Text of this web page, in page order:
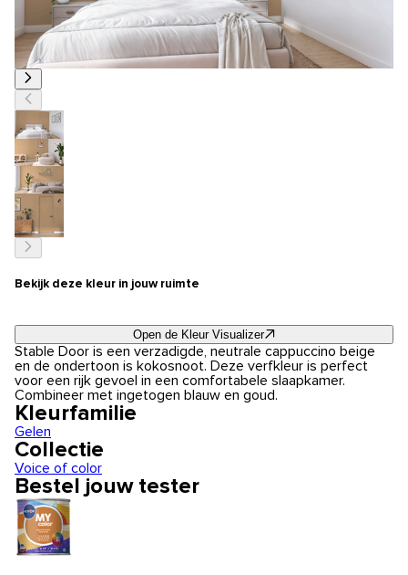
Bekijk deze kleur in jouw ruimte
Open de Kleur Visualizer
Stable Door is een verzadigde, neutrale cappuccino beige
en de ondertoon is kokosnoot. Deze verfkleur is perfect
voor een rijk gevoel in een comfortabele slaapkamer.
Combineer met ingetogen blauw en goud.
Kleurfamilie
Gelen
Collectie
Voice of color
Bestel jouw tester